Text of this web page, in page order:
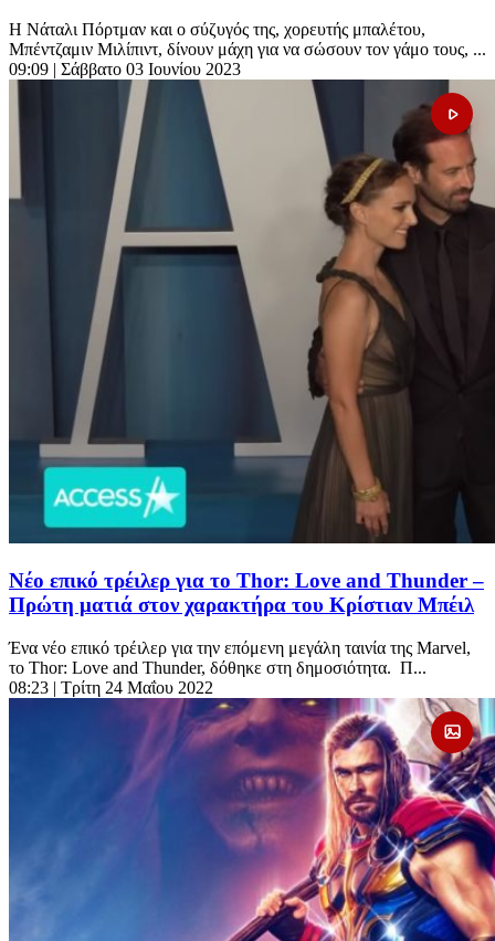
Η Νάταλι Πόρτμαν και ο σύζυγός της, χορευτής μπαλέτου,
Μπέντζαμιν Μιλίπιντ, δίνουν μάχη για να σώσουν τον γάμο τους, ...
09:09 | Σάββατο 03 Ιουνίου 2023
Νέο επικό τρέιλερ για το Thor: Love and Thunder –
Πρώτη ματιά στον χαρακτήρα του Κρίστιαν Μπέιλ
Ένα νέο επικό τρέιλερ για την επόμενη μεγάλη ταινία της Marvel,
το Thor: Love and Thunder, δόθηκε στη δημοσιότητα. Π...
08:23 | Τρίτη 24 Μαΐου 2022